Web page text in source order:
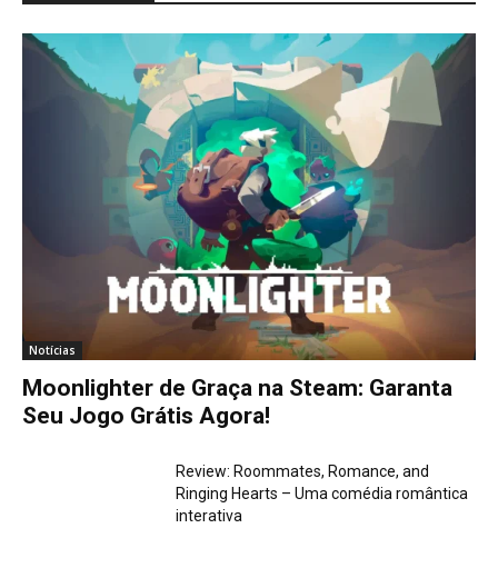
Notícias
Moonlighter de Graça na Steam: Garanta
Seu Jogo Grátis Agora!
Review: Roommates, Romance, and
Ringing Hearts – Uma comédia romântica
interativa